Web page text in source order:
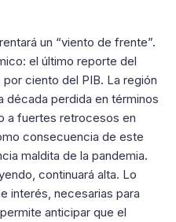
un “viento de frente”.
el último reporte del
ciento del PIB. La región
década perdida en términos
a fuertes retrocesos en
consecuencia de este
maldita de la pandemia.
continuará alta. Lo
interés, necesarias para
anticipar que el